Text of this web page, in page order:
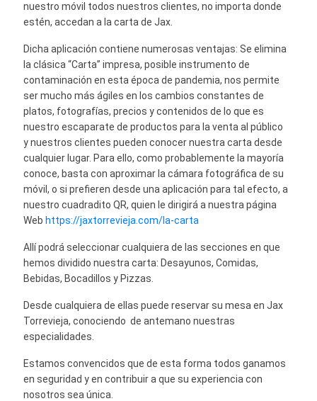
nuestro móvil todos nuestros clientes, no importa donde
estén, accedan a la carta de Jax.
Dicha aplicación contiene numerosas ventajas: Se elimina
la clásica “Carta” impresa, posible instrumento de
contaminación en esta época de pandemia, nos permite
ser mucho más ágiles en los cambios constantes de
platos, fotografías, precios y contenidos de lo que es
nuestro escaparate de productos para la venta al público
y nuestros clientes pueden conocer nuestra carta desde
cualquier lugar. Para ello, como probablemente la mayoría
conoce, basta con aproximar la cámara fotográfica de su
móvil, o si prefieren desde una aplicación para tal efecto, a
nuestro cuadradito QR, quien le dirigirá a nuestra página
Web https://jaxtorrevieja.com/la-carta
Allí podrá seleccionar cualquiera de las secciones en que
hemos dividido nuestra carta: Desayunos, Comidas,
Bebidas, Bocadillos y Pizzas.
Desde cualquiera de ellas puede reservar su mesa en Jax
Torrevieja, conociendo de antemano nuestras
especialidades.
Estamos convencidos que de esta forma todos ganamos
en seguridad y en contribuir a que su experiencia con
nosotros sea única.